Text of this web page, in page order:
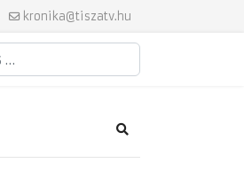
kronika@tiszatv.hu
Search